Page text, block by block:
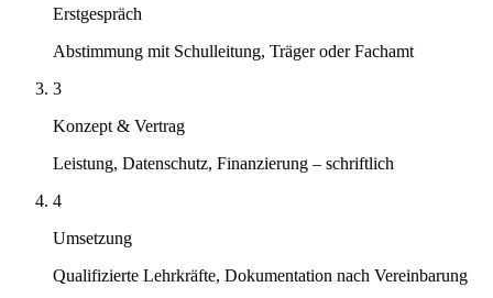
Erstgespräch
Abstimmung mit Schulleitung, Träger oder Fachamt
3
Konzept & Vertrag
Leistung, Datenschutz, Finanzierung – schriftlich
4
Umsetzung
Qualifizierte Lehrkräfte, Dokumentation nach Vereinbarung